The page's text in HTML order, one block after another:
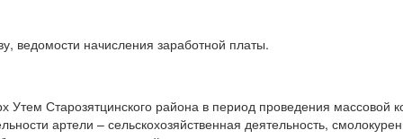
ведомости начисления заработной платы.
Старозятцинского района в период проведения массовой
артели – сельскохозяйственная деятельность,